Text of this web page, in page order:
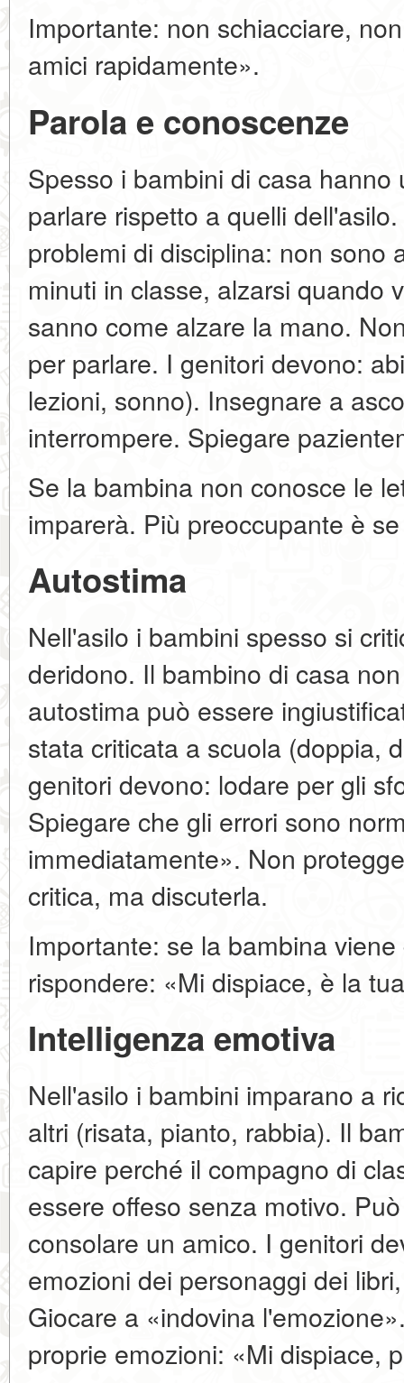
Importante: non schiacciare,
amici rapidamente».
Parola e conoscenze
Spesso i bambini di casa
parlare rispetto a quelli
problemi di disciplina: non sono
minuti in classe, alzarsi quando
sanno come alzare la mano.
per parlare. I genitori devono:
lezioni, sonno). Insegnare a
interrompere. Spiegare
Se la bambina non conosce le
imparerà. Più preoccupante è
Autostima
Nell'asilo i bambini spesso si
deridono. Il bambino di casa
autostima può essere
stata criticata a scuola (doppia,
genitori devono: lodare per gli
Spiegare che gli errori sono
immediatamente». Non
critica, ma discuterla.
Importante: se la bambina
rispondere: «Mi dispiace, è la
Intelligenza emotiva
Nell'asilo i bambini imparano a
altri (risata, pianto, rabbia). Il
capire perché il compagno di
essere offeso senza motivo.
consolare un amico. I genitori
emozioni dei personaggi dei
Giocare a «indovina
proprie emozioni: «Mi dispiace,